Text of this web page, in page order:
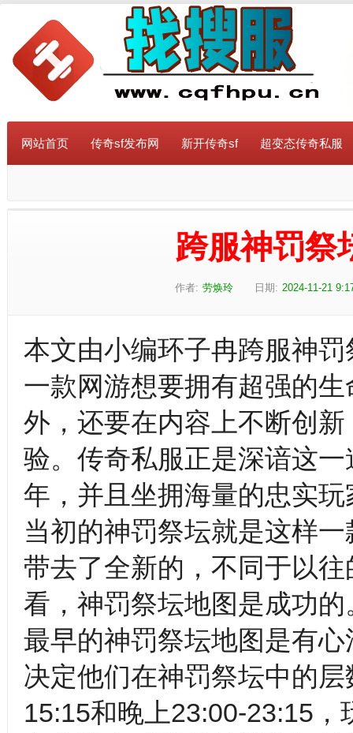
网站首页 传奇sf发布网 新开传奇sf 超变态传奇私服
跨服神罚祭
作者: 劳焕玲 日期: 2024-11-21
本文由小编环子冉跨服神
一款网游想要拥有超强的
外，还要在内容上不断创
验。传奇私服正是深谙这
年，并且坐拥海量的忠实玩
当初的神罚祭坛就是这样
带去了全新的，不同于以
看，神罚祭坛地图是成功的
最早的神罚祭坛地图是有
决定他们在神罚祭坛中的
15:15和晚上23:00-23:15